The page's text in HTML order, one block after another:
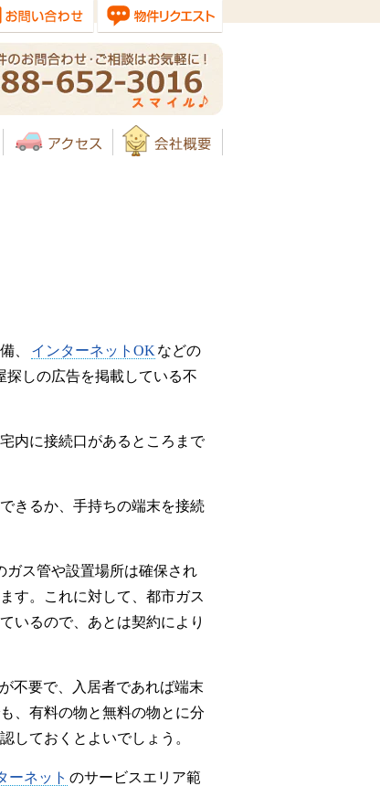
、 インターネットOK などの
しの広告を掲載している不
内に接続口があるところまで
きるか、手持ちの端末を接続
ガス管や設置場所は確保され
す。これに対して、都市ガス
いるので、あとは契約により
不要で、入居者であれば端末
、有料の物と無料の物とに分
しておくとよいでしょう。
ーネット のサービスエリア範